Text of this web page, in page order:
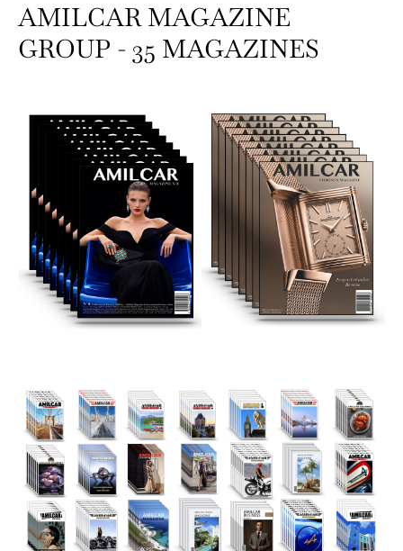
AMILCAR MAGAZINE
GROUP - 35 MAGAZINES